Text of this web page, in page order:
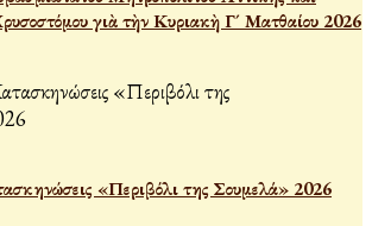
γιὰ τὴν Κυριακὴ Γ´ Ματθαίου 2026
«Περιβόλι της Σουμελά» 2026